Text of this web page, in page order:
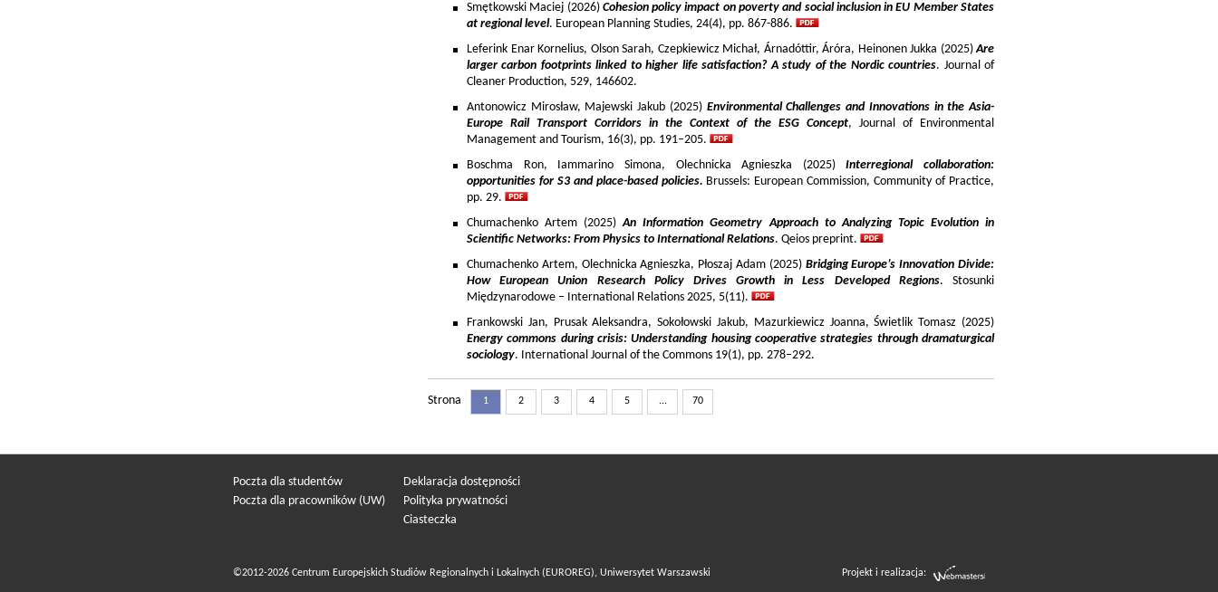
Smętkowski Maciej (2026) Cohesion policy impact on poverty and social inclusion in EU Member States
at regional level. European Planning Studies, 24(4), pp. 867-886.
Leferink Enar Kornelius, Olson Sarah, Czepkiewicz Michał, Árnadóttir, Áróra, Heinonen Jukka (2025)Are
larger carbon footprints linked to higher life satisfaction? A study of the Nordic countries. Journal of
Cleaner Production, 529, 146602.
Antonowicz Mirosław, Majewski Jakub (2025) Environmental Challenges and Innovations in the Asia-
Europe Rail Transport Corridors in the Context of the ESG Concept, Journal of Environmental
Management and Tourism, 16(3), pp. 191–205.
Boschma Ron, Iammarino Simona, Olechnicka Agnieszka (2025)Interregional collaboration:
opportunities for S3 and place-based policies. Brussels: European Commission, Community of Practice,
pp. 29.
Chumachenko Artem (2025)An Information Geometry Approach to Analyzing Topic Evolution in
Scientific Networks: From Physics to International Relations. Qeios preprint.
Chumachenko Artem, Olechnicka Agnieszka, Płoszaj Adam (2025) Bridging Europe’s Innovation Divide:
How European Union Research Policy Drives Growth in Less Developed Regions. Stosunki
Międzynarodowe – International Relations 2025, 5(11).
Frankowski Jan, Prusak Aleksandra, Sokołowski Jakub, Mazurkiewicz Joanna, Świetlik Tomasz (2025)
Energy commons during crisis: Understanding housing cooperative strategies through dramaturgical
sociology. International Journal of the Commons 19(1), pp. 278–292.
Strona 1 2 3 4 5 ... 70
Poczta dla studentów
Poczta dla pracowników (UW)
Deklaracja dostępności
Polityka prywatności
Ciasteczka
©2012-2026 Centrum Europejskich Studiów Regionalnych i Lokalnych (EUROREG), Uniwersytet Warszawski Projekt i realizacja: